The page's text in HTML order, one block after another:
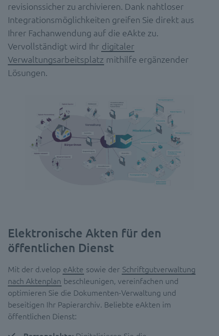
revisionssicher zu archivieren. Dank nahtloser
Integrationsmöglichkeiten greifen Sie direkt aus
Ihrer Fachanwendung auf die eAkte zu.
Vervollständigt wird Ihr digitaler
Verwaltungsarbeitsplatz mithilfe ergänzender
Lösungen.
Elektronische Akten für den
öffentlichen Dienst
Mit der d.velop eAkte sowie der Schriftgutverwaltung
nach Aktenplan beschleunigen, vereinfachen und
optimieren Sie die Dokumenten-Verwaltung und
beseitigen Ihr Papierarchiv. Beliebte eAkten im
öffentlichen Dienst: